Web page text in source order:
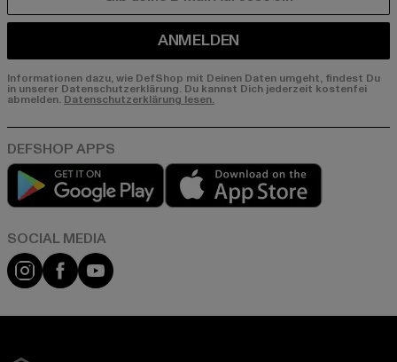
ANMELDEN
Informationen dazu, wie DefShop mit Deinen Daten umgeht, findest Du
in unserer Datenschutzerklärung. Du kannst Dich jederzeit kostenfei
abmelden. Datenschutzerklärung lesen.
Play market
Instagram
FacebookYouTube